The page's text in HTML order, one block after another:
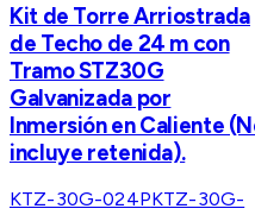
Kit de Torre Arriostrada
de Techo de 24 m con
Tramo STZ30G
Galvanizada por
Inmersión en Caliente
incluye retenida).
KTZ-30G-024PKTZ-30G-